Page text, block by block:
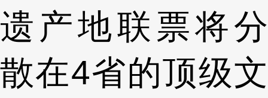
遗产地联票将分
散在4省的顶级文